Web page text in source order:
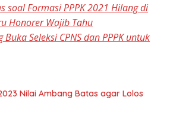
soal Formasi PPPK 2021 Hilang di
Honorer Wajib Tahu
Seleksi CPNS dan PPPK untuk
Nilai Ambang Batas agar Lolos